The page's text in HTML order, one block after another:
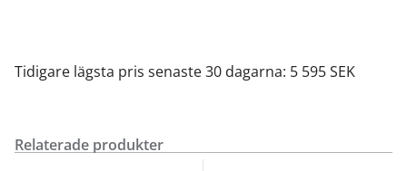
innehåller slipmedel på lackerade ytor.
Tidigare lägsta pris senaste 30 dagarna: 5 595 SEK
Relaterade produkter